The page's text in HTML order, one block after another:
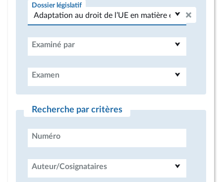
Dossier législatif
Examiné par
Examen
Recherche par critères
Numéro
Auteur/Cosignataires